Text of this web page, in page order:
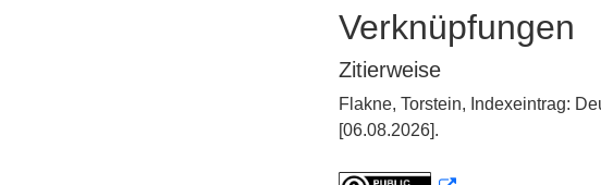
Verknüpfungen
Zitierweise
Flakne, Torstein, Indexeintrag:
[06.08.2026].